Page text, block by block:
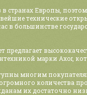
странах Европы,
технические
в большинстве
марки Axor,
многим
количества
их достаточно